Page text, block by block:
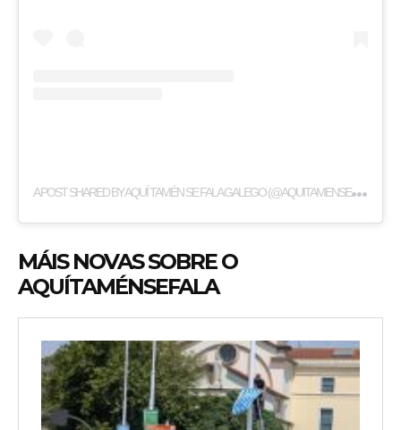
A
POST SHARED BY AQUÍ TAMÉN SE FALA GALEGO (@AQUITAMENSEFALA)
MÁIS NOVAS SOBRE O
AQUÍTAMÉNSEFALA